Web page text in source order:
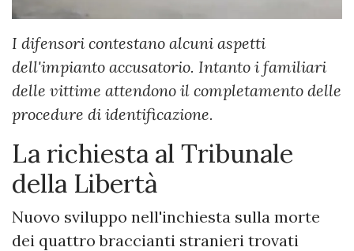
I difensori contestano alcuni aspetti
dell'impianto accusatorio. Intanto i familiari
delle vittime attendono il completamento delle
procedure di identificazione.
La richiesta al Tribunale
della Libertà
Nuovo sviluppo nell'inchiesta sulla morte
dei quattro braccianti stranieri trovati